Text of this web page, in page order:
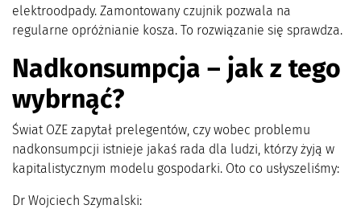
elektroodpady. Zamontowany czujnik pozwala na
regularne opróżnianie kosza. To rozwiązanie się sprawdza.
Nadkonsumpcja – jak z tego
wybrnąć?
Świat OZE zapytał prelegentów, czy wobec problemu
nadkonsumpcji istnieje jakaś rada dla ludzi, którzy żyją w
kapitalistycznym modelu gospodarki. Oto co usłyszeliśmy:
Dr Wojciech Szymalski: